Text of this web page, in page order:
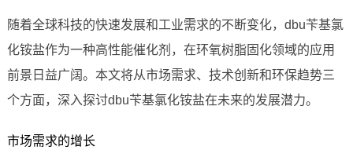
随着全球科技的快速发展和工业需求的不断变化，dbu苄基氯
化铵盐作为一种高性能催化剂，在环氧树脂固化领域的应用
前景日益广阔。本文将从市场需求、技术创新和环保趋势三
个方面，深入探讨dbu苄基氯化铵盐在未来的发展潜力。
市场需求的增长